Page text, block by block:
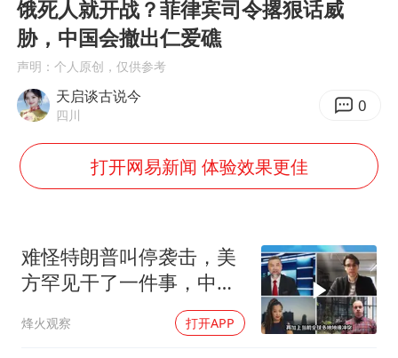
国乒男单横滨冠军赛全军覆没
胡彦斌获《歌手2026》歌王
U17国足三连胜晋级明日之星半决赛
美股存储板块集体大跌
名创优品回应女子吐槽内裤质量差
东航：国内客票提前14天免费退改
夯实基础开新局
饿死人就开战？菲律宾司令撂狠话威
胁，中国会撤出仁爱礁
声明：个人原创，仅供参考
天启谈古说今
四川 0
打开网易新闻 体验效果更佳
难怪特朗普叫停袭击，美
方罕见干了一件事，中方
烽火观察 打开APP